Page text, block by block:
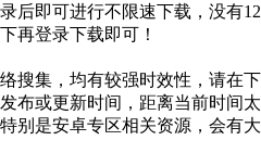
后即可进行不限速下载，没有
再登录下载即可！
搜集，均有较强时效性，请在下
布或更新时间，距离当前时间太
别是安卓专区相关资源，会有大